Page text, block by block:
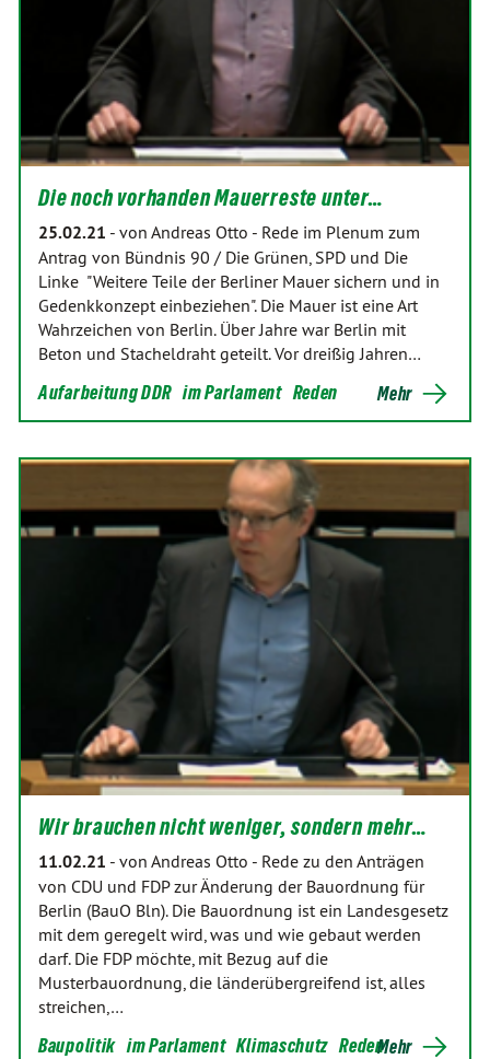
Die noch vorhanden Mauerreste unter…
25.02.21 - von Andreas Otto - Rede im Plenum zum
Antrag von Bündnis 90 / Die Grünen, SPD und Die
Linke "Weitere Teile der Berliner Mauer sichern und in
Gedenkkonzept einbeziehen". Die Mauer ist eine Art
Wahrzeichen von Berlin. Über Jahre war Berlin mit
Beton und Stacheldraht geteilt. Vor dreißig Jahren…
Aufarbeitung DDR im Parlament Reden Mehr
Wir brauchen nicht weniger, sondern mehr…
11.02.21 - von Andreas Otto - Rede zu den Anträgen
von CDU und FDP zur Änderung der Bauordnung für
Berlin (BauO Bln). Die Bauordnung ist ein Landesgesetz
mit dem geregelt wird, was und wie gebaut werden
darf. Die FDP möchte, mit Bezug auf die
Musterbauordnung, die länderübergreifend ist, alles
streichen,…
Baupolitik im Parlament Klimaschutz RedenMehr